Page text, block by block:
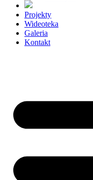
Projekty
Wideoteka
Galeria
Kontakt